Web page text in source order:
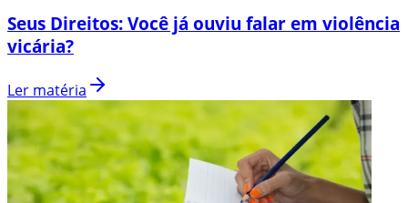
Seus Direitos: Você já ouviu falar em violência
vicária?
Ler matéria